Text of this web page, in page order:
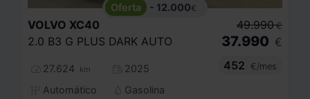
- 12.000€
VOLVO XC40
2.0 B3 G PLUS DARK AUTO
27.624 km
2025
Automático
Gasolina
49.990 €
37.990 €
452
€/mes